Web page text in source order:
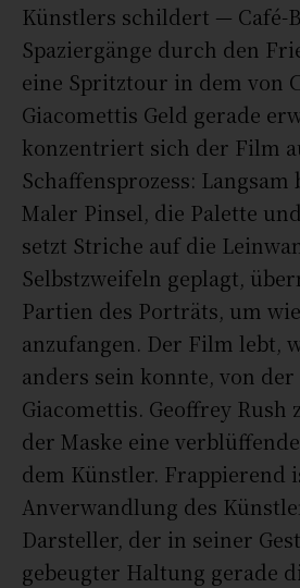
Künstlers schildert — Café-
Spaziergänge durch den
eine Spritztour in dem von
Giacomettis Geld gerade
konzentriert sich der Film
Schaffensprozess:
Maler Pinsel, die Palette
setzt Striche auf die
Selbstzweifeln geplagt,
Partien des Porträts, um
anzufangen. Der Film lebt,
anders sein konnte, von
Giacomettis. Geoffrey
der Maske eine
dem Künstler. Frappierend
Anverwandlung des
Darsteller, der in seiner
gebeugter Haltung gerade